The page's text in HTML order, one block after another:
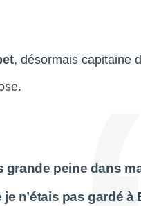
, désormais capitaine
grande peine dans
je n’étais pas gardé